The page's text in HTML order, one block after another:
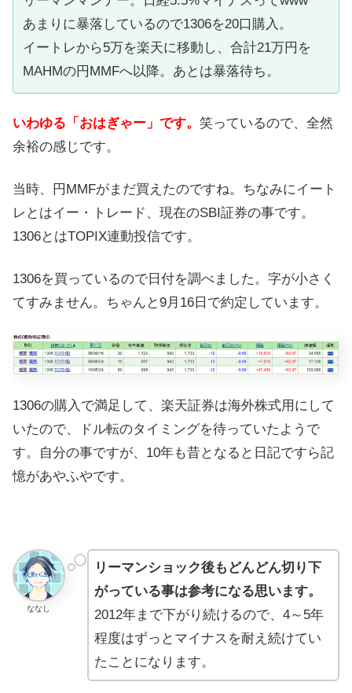
あまりに暴落しているので1306を20口購入。
イートレから5万を楽天に移動し、合計21万円を
MAHMの円MMFへ以降。あとは暴落待ち。
いわゆる「おはぎゃー」です。 笑っているので、全然
余裕の感じです。
当時、円MMFがまだ買えたのですね。ちなみにイート
レとはイー・トレード、現在のSBI証券の事です。
1306とはTOPIX連動投信です。
1306を買っているので日付を調べました。字が小さく
てすみません。ちゃんと9月16日で約定しています。
1306の購入で満足して、楽天証券は海外株式用にして
いたので、ドル転のタイミングを待っていたようで
す。自分の事ですが、10年も昔となると日記ですら記
憶があやふやです。
ななし
リーマンショック後もどんどん切り下
がっている事は参考になる思います。
2012年まで下がり続けるので、4～5年
程度はずっとマイナスを耐え続けてい
たことになります。